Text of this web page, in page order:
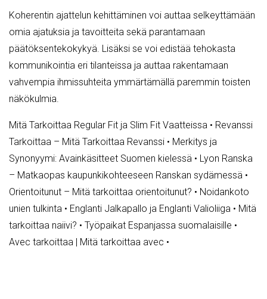
Koherentin ajattelun kehittäminen voi auttaa selkeyttämään
omia ajatuksia ja tavoitteita sekä parantamaan
päätöksentekokykyä. Lisäksi se voi edistää tehokasta
kommunikointia eri tilanteissa ja auttaa rakentamaan
vahvempia ihmissuhteita ymmärtämällä paremmin toisten
näkökulmia.
Mitä Tarkoittaa Regular Fit ja Slim Fit Vaatteissa • Revanssi
Tarkoittaa – Mitä Tarkoittaa Revanssi • Merkitys ja
Synonyymi: Avainkäsitteet Suomen kielessä • Lyon Ranska
– Matkaopas kaupunkikohteeseen Ranskan sydämessä •
Orientoitunut – Mitä tarkoittaa orientoitunut? • Noidankoto
unien tulkinta • Englanti Jalkapallo ja Englanti Valioliiga • Mitä
tarkoittaa naiivi? • Työpaikat Espanjassa suomalaisille •
Avec tarkoittaa | Mitä tarkoittaa avec •